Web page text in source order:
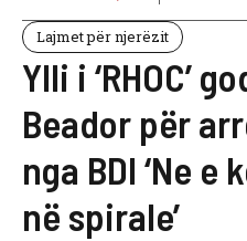
Lajmet për njerëzit
Ylli i ‘RHOC’
Beador për
nga BDI ‘Ne
në spirale’